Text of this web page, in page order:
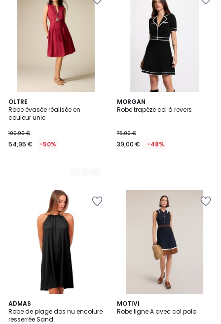
OLTRE
Robe évasée réalisée en
couleur unie
109,90 €
54,95 € -50%
2
Couleurs
MORGAN
Robe trapèze col à revers
75,00 €
39,00 € -48%
ADMAS
Robe de plage dos nu encolure
resserrée Sand
2
Couleurs
MOTIVI
Robe ligne A avec col polo